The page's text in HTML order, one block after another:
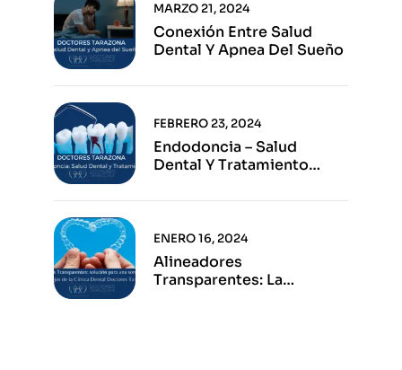
Conexión Entre Salud
Dental Y Apnea Del Sueño
MARZO 21, 2024
Endodoncia – Salud
Dental Y Tratamiento
FEBRERO 23, 2024
Alineadores
Transparentes: La
ENERO 16, 2024